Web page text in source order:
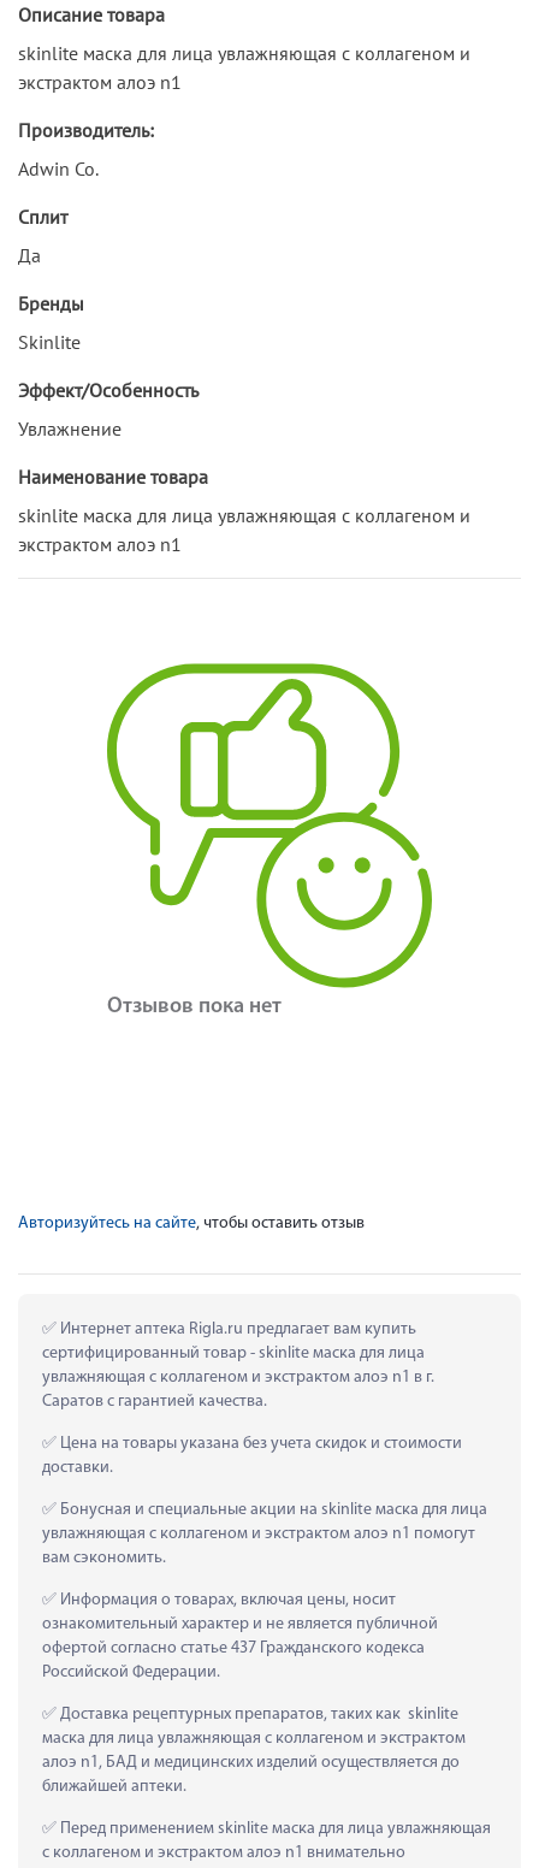
Описание товара
skinlite маска для лица увлажняющая с коллагеном и
экстрактом алоэ n1
Производитель:
Adwin Co.
Сплит
Да
Бренды
Skinlite
Эффект/Особенность
Увлажнение
Наименование товара
skinlite маска для лица увлажняющая с коллагеном и
экстрактом алоэ n1
Отзывов пока нет
Авторизуйтесь на сайте, чтобы оставить отзыв
Интернет аптека Rigla.ru предлагает вам купить
сертифицированный товар - skinlite маска для лица
увлажняющая с коллагеном и экстрактом алоэ n1 в г.
Саратов с гарантией качества.
Цена на товары указана без учета скидок и стоимости
доставки.
Бонусная и специальные акции на skinlite маска для лица
увлажняющая с коллагеном и экстрактом алоэ n1 помогут
вам сэкономить.
Информация о товарах, включая цены, носит
ознакомительный характер и не является публичной
офертой согласно статье 437 Гражданского кодекса
Российской Федерации.
Доставка рецептурных препаратов, таких как  skinlite
маска для лица увлажняющая с коллагеном и экстрактом
алоэ n1, БАД и медицинских изделий осуществляется до
ближайшей аптеки.
Перед применением skinlite маска для лица увлажняющая
с коллагеном и экстрактом алоэ n1 внимательно